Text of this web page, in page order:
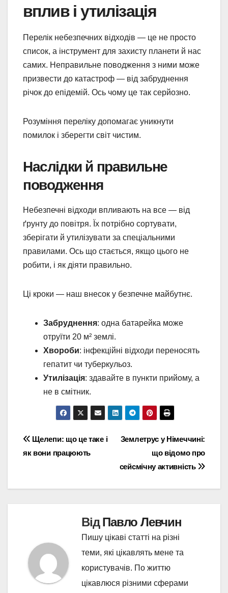
вплив і утилізація
Перелік небезпечних відходів — це не просто
список, а інструмент для захисту планети й нас
самих. Неправильне поводження з ними може
призвести до катастроф — від забруднення
річок до епідемій. Ось чому це так серйозно.
Розуміння переліку допомагає уникнути
помилок і зберегти світ чистим.
Наслідки й правильне
поводження
Небезпечні відходи впливають на все — від
ґрунту до повітря. Їх потрібно сортувати,
зберігати й утилізувати за спеціальними
правилами. Ось що стається, якщо цього не
робити, і як діяти правильно.
Ці кроки — наш внесок у безпечне майбутнє.
Забруднення: одна батарейка може
отруїти 20 м² землі.
Хвороби: інфекційні відходи переносять
гепатит чи туберкульоз.
Утилізація: здавайте в пункти прийому, а
не в смітник.
Навігація
записів
Землетрус у Німеччині:
що відомо про
сейсмічну активність
Щелепи: що це таке і
як вони працюють
ВідПавло Левчин
Пишу цікаві статті на різні
теми, які цікавлять мене та
користувачів. По життю
цікавлюся різними сферами